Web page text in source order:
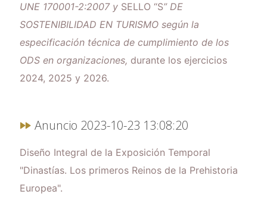
UNE 170001-2:2007 y SELLO “S” DE
SOSTENIBILIDAD EN TURISMO según la
especificación técnica de cumplimiento de los
ODS en organizaciones, durante los ejercicios
2024, 2025 y 2026.
Anuncio 2023-10-23 13:08:20
Diseño Integral de la Exposición Temporal
"Dinastías. Los primeros Reinos de la Prehistoria
Europea".